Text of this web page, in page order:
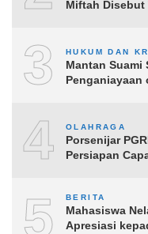
Miftah Disebut
3 HUKUM DAN
Mantan Suami
Penganiayaan
4 OLAHRAGA
Porsenijar
Persiapan
5 BERITA
Mahasiswa
Apresiasi